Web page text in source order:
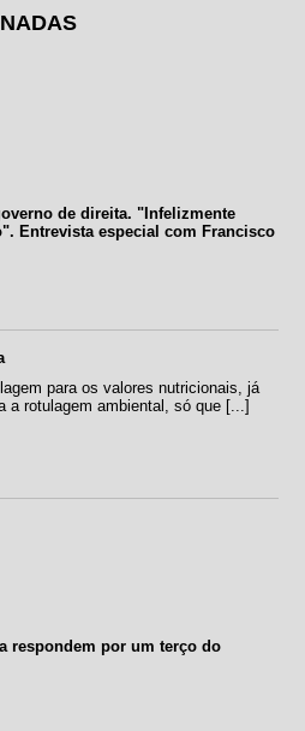
de direita. "Infelizmente
Entrevista especial com Francisco
para os valores nutricionais, já
a rotulagem ambiental, só que [...]
respondem por um terço do